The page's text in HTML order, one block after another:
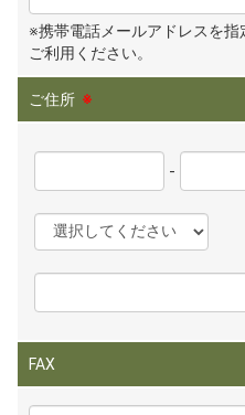
※携帯電話メールアドレスを
ご利用ください。
ご住所 ※
-
FAX